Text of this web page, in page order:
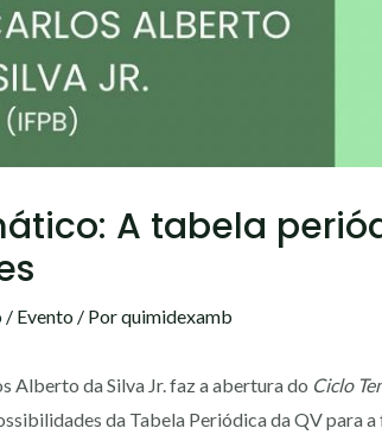
A tabela
/ Evento / Porquimidexamb
Alberto da Silva Jr. faz a abertura do Ciclo
da Tabela Periódica da QV para a